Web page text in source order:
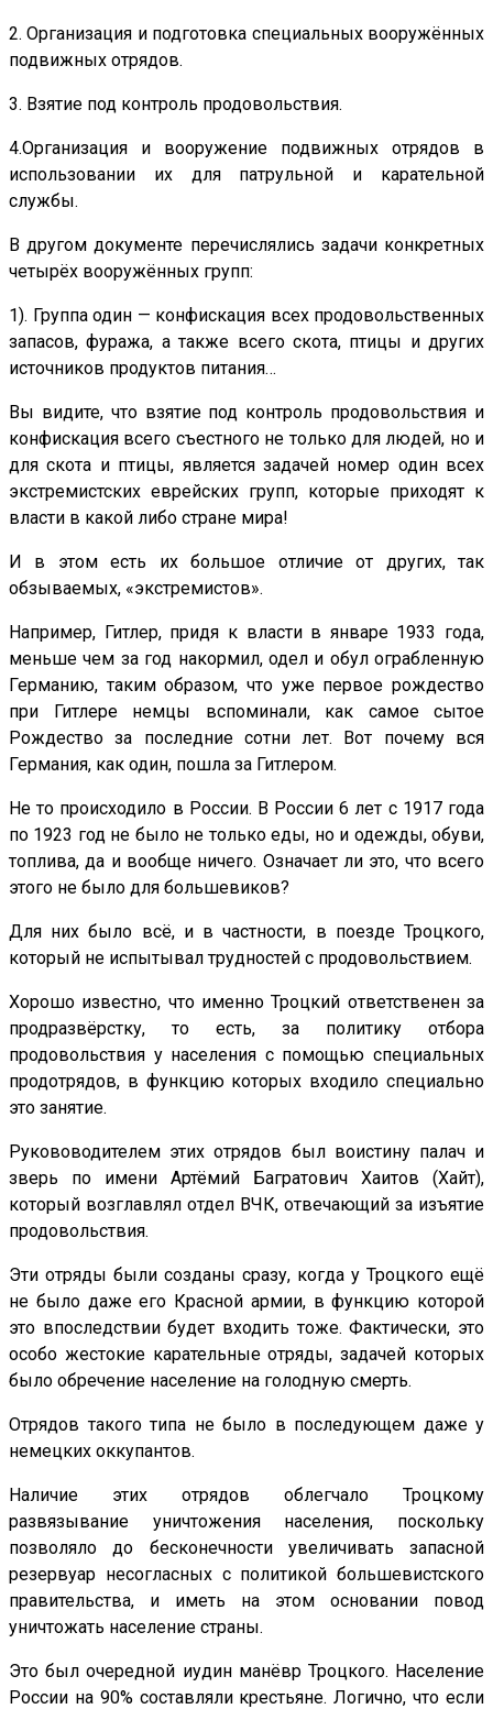
2. Организация и подготовка специальных вооружённых
подвижных отрядов.
3. Взятие под контроль продовольствия.
4.Организация и вооружение подвижных отрядов в
использовании их для патрульной и карательной
службы.
В другом документе перечислялись задачи конкретных
четырёх вооружённых групп:
1). Группа один — конфискация всех продовольственных
запасов, фуража, а также всего скота, птицы и других
источников продуктов питания…
Вы видите, что взятие под контроль продовольствия и
конфискация всего съестного не только для людей, но и
для скота и птицы, является задачей номер один всех
экстремистских еврейских групп, которые приходят к
власти в какой либо стране мира!
И в этом есть их большое отличие от других, так
обзываемых, «экстремистов».
Например, Гитлер, придя к власти в январе 1933 года,
меньше чем за год накормил, одел и обул ограбленную
Германию, таким образом, что уже первое рождество
при Гитлере немцы вспоминали, как самое сытое
Рождество за последние сотни лет. Вот почему вся
Германия, как один, пошла за Гитлером.
Не то происходило в России. В России 6 лет с 1917 года
по 1923 год не было не только еды, но и одежды, обуви,
топлива, да и вообще ничего. Означает ли это, что всего
этого не было для большевиков?
Для них было всё, и в частности, в поезде Троцкого,
который не испытывал трудностей с продовольствием.
Хорошо известно, что именно Троцкий ответственен за
продразвёрстку, то есть, за политику отбора
продовольствия у населения с помощью специальных
продотрядов, в функцию которых входило специально
это занятие.
Рукововодителем этих отрядов был воистину палач и
зверь по имени Артёмий Багратович Хаитов (Хайт),
который возглавлял отдел ВЧК, отвечающий за изъятие
продовольствия.
Эти отряды были созданы сразу, когда у Троцкого ещё
не было даже его Красной армии, в функцию которой
это впоследствии будет входить тоже. Фактически, это
особо жестокие карательные отряды, задачей которых
было обречение население на голодную смерть.
Отрядов такого типа не было в последующем даже у
немецких оккупантов.
Наличие этих отрядов облегчало Троцкому
развязывание уничтожения населения, поскольку
позволяло до бесконечности увеличивать запасной
резервуар несогласных с политикой большевистского
правительства, и иметь на этом основании повод
уничтожать население страны.
Это был очередной иудин манёвр Троцкого. Население
России на 90% составляли крестьяне. Логично, что если